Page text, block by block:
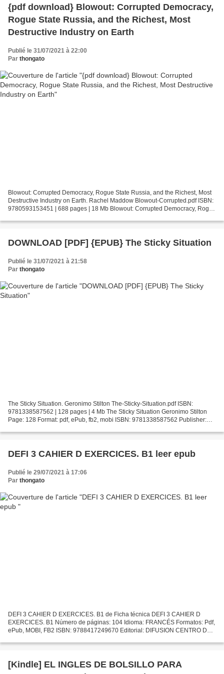
{pdf download} Blowout: Corrupted Democracy,
Rogue State Russia, and the Richest, Most
Destructive Industry on Earth
Publié le 31/07/2021 à 22:00
Par thongato
Blowout: Corrupted Democracy, Rogue State Russia, and the Richest, Most
Destructive Industry on Earth. Rachel Maddow Blowout-Corrupted.pdf ISBN:
9780593153451 | 688 pages | 18 Mb Blowout: Corrupted Democracy, Rogue
DOWNLOAD [PDF] {EPUB} The Sticky Situation
Publié le 31/07/2021 à 21:58
Par thongato
The Sticky Situation. Geronimo Stilton The-Sticky-Situation.pdf ISBN:
9781338587562 | 128 pages | 4 Mb The Sticky Situation Geronimo Stilton
Page: 128 Format: pdf, ePub, fb2, mobi ISBN: 9781338587562 Publisher:
DEFI 3 CAHIER D EXERCICES. B1 leer epub
Publié le 29/07/2021 à 17:06
Par thongato
DEFI 3 CAHIER D EXERCICES. B1 de Ficha técnica DEFI 3 CAHIER D
EXERCICES. B1 Número de páginas: 104 Idioma: FRANCÉS Formatos: Pdf,
ePub, MOBI, FB2 ISBN: 9788417249670 Editorial: DIFUSION CENTRO DE
[Kindle] EL INGLES DE BOLSILLO PARA